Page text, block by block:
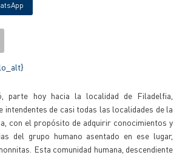
parte hoy hacia la localidad de Filadelfia,
intendentes de casi todas las localidades de la
con el propósito de adquirir conocimientos y
del grupo humano asentado en ese lugar,
Esta comunidad humana, descendiente